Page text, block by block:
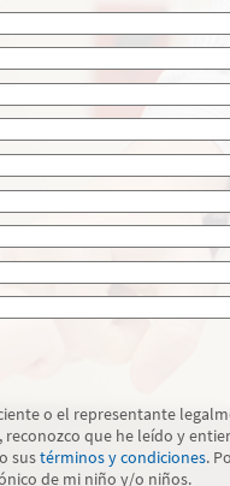
o el representante
que he leído y
sustérminos y condiciones.
de mi niño y/o niños.